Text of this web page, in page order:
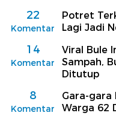
22
Komentar
Potret
Lagi Jadi
14
Komentar
Viral Bule
Sampah,
Ditutup
8
Komentar
Gara-gara
Warga 62